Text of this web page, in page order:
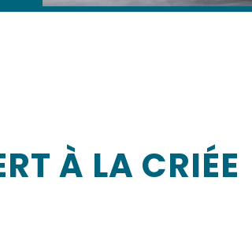
À LA CRIÉE